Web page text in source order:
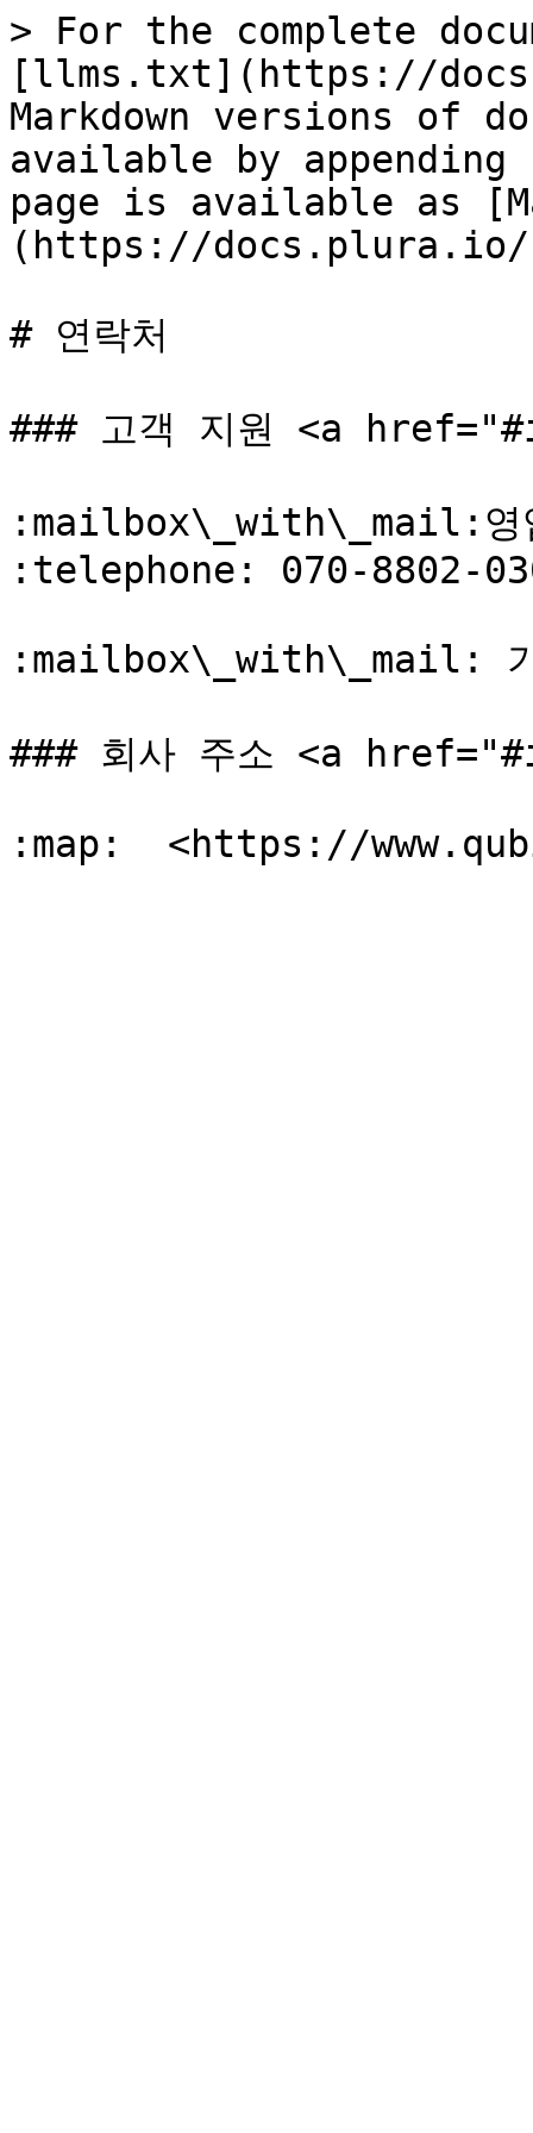
> For the complete
[llms.txt](https://
Markdown versions of
available by
page is available as
(https://docs.plura.io/
# 연락처
### 고객 지원 <a
:mailbox\_with\_mail:영
:telephone: 070-8802-
:mailbox\_with\_mail:
### 회사 주소 <a